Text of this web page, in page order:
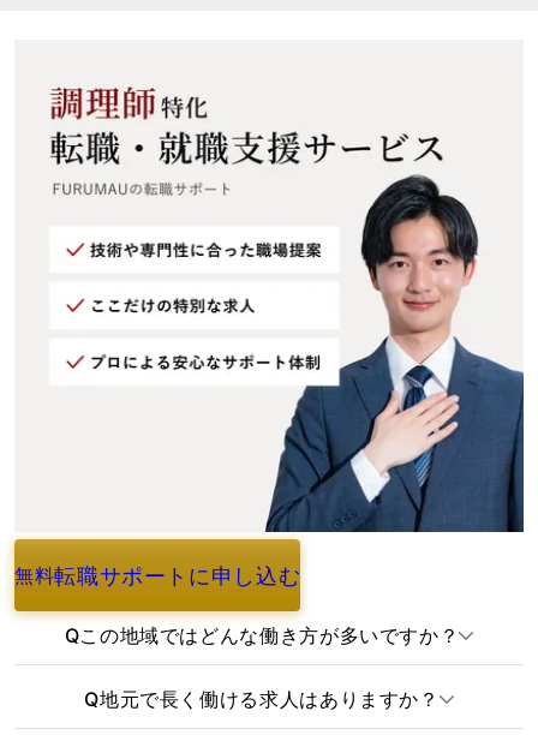
無料転職サポートに申し込む
よくあるご質問
Qこの地域ではどんな働き方が多いですか？
Q地元で長く働ける求人はありますか？